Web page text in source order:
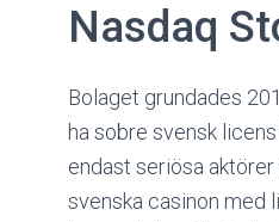
Nasdaq
Bolaget grundades
ha sobre svensk
endast seriösa aktörer
svenska casinon med